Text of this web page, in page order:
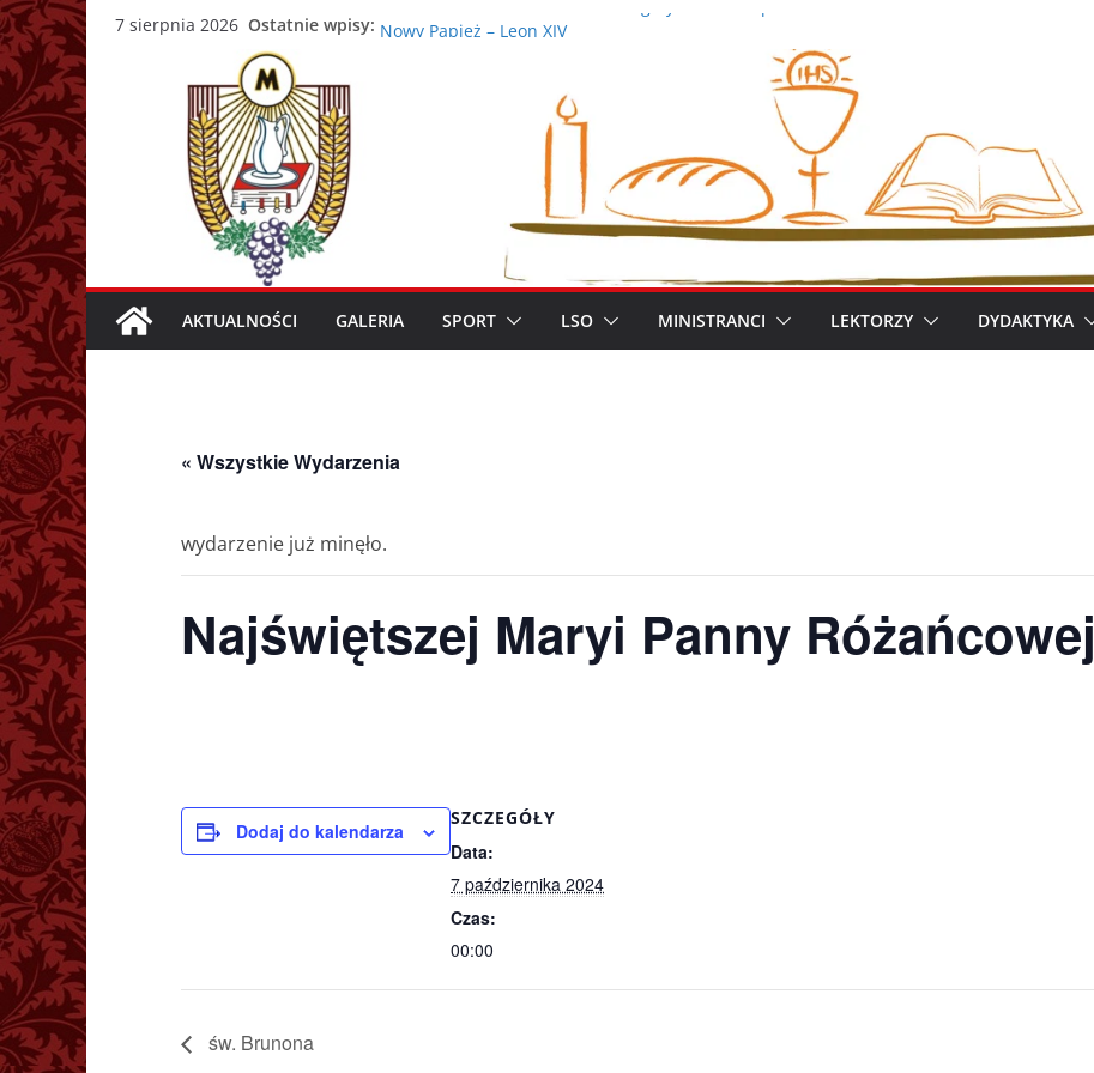
Przejdź
do
treści
7 sierpnia 2026 Ostatnie wpisy:
43. Warszawska Akademicka Pielgrzymka Metropolitalna
Nowy Papież – Leon XIV
Adrian Galbas nowym metropolitą warszawskim
Zmarł ks. prałat Kazimierz Apel
AKTUALNOŚCI GALERIA SPORT LSO MINISTRANCI LEKTORZY DYDAKTYKA
« Wszystkie Wydarzenia
wydarzenie już minęło.
Najświętszej Maryi Panny Różańcowej
Dodaj do kalendarza
SZCZEGÓŁY
Data:
7 października 2024
Czas:
00:00
św. Brunona